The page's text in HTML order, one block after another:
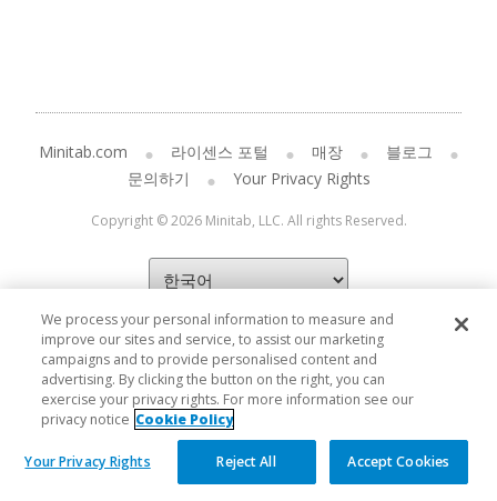
Minitab.com 라이센스 포털 매장
블로그
문의하기
Your Privacy Rights
Copyright © 2026 Minitab, LLC. All rights Reserved.
We process your personal information to measure and
improve our sites and service, to assist our marketing
campaigns and to provide personalised content and
advertising. By clicking the button on the right, you can
exercise your privacy rights. For more information see our
privacy notice Cookie Policy
Your Privacy Rights Reject All Accept Cookies